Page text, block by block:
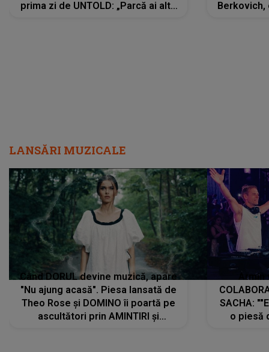
prima zi de UNTOLD: „Parcă ai altă
Berkovich,
LANSĂRI MUZICALE
Când DORUL devine muzică, apare
"Nu ajung acasă". Piesa lansată de
Theo Rose și DOMINO îi poartă pe
ascultători prin AMINTIRI și
SACHA:
o piesă